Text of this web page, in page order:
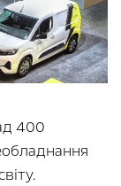
400